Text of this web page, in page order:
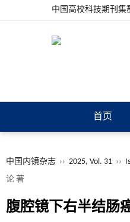
中国高校科技期刊集
首页
中国内镜杂志 ›› 2025, Vol. 31 ››
论 著
腹腔镜下右半结肠